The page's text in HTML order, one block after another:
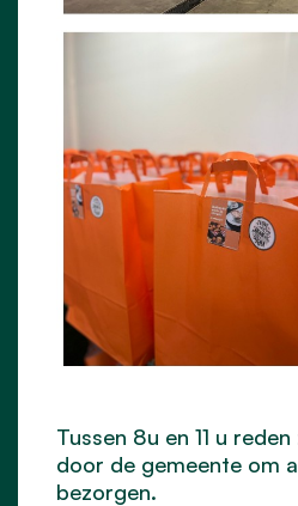
Tussen 8u en 11 u
door de gemeente om
bezorgen.